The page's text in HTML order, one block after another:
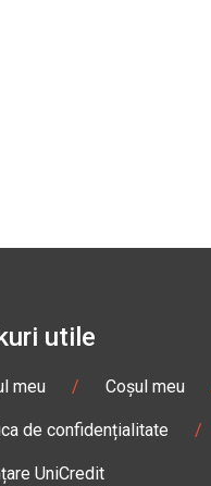
utile
meu / Coșul meu
de confidențialitate /
UniCredit